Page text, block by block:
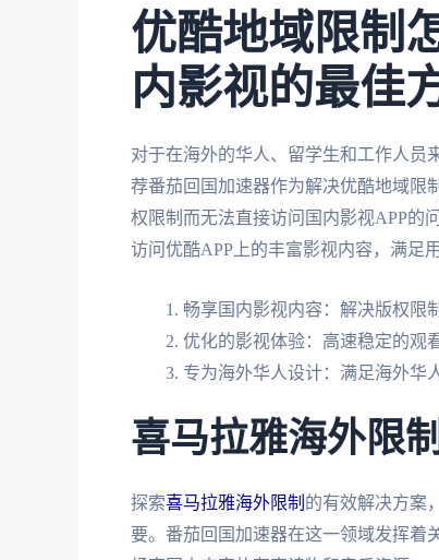
优酷地域限制
内影视的最佳
对于在海外的华人、留学生和工作人员
荐番茄回国加速器作为解决优酷地域限
权限制而无法直接访问国内影视APP的
访问优酷APP上的丰富影视内容，满足
畅享国内影视内容：解决版权限
优化的影视体验：高速稳定的观
专为海外华人设计：满足海外华
喜马拉雅海外限
探索喜马拉雅海外限制 的有效解决方案
要。番茄回国加速器在这一领域发挥着